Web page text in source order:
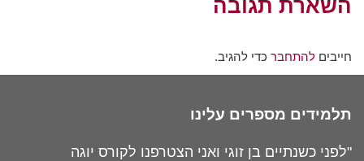
השארת תגובה
חייבים להתחבר כדי להגיב.
תלמידים מספרים עלינו
"לפני כשנתיים בן זוגי ואני הצטרפנו לקורס יוגה